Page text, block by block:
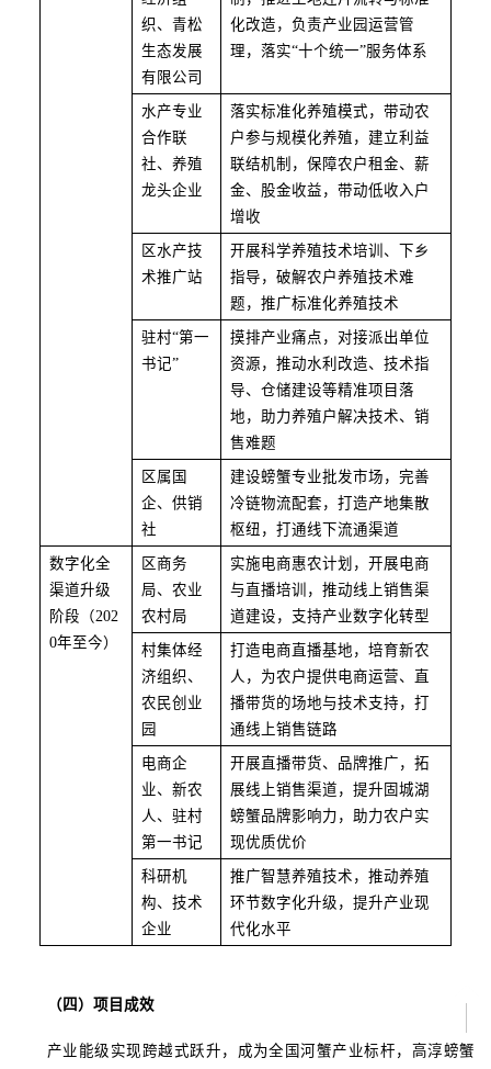
织、青松
生态发展
有限公司
化改造，负责产业园运营管
理，落实“十个统一”服务体系
水产专业
合作联
社、养殖
龙头企业
落实标准化养殖模式，带动农
户参与规模化养殖，建立利益
联结机制，保障农户租金、薪
金、股金收益，带动低收入户
增收
区水产技
术推广站
开展科学养殖技术培训、下乡
指导，破解农户养殖技术难
题，推广标准化养殖技术
驻村“第一
书记”
摸排产业痛点，对接派出单位
资源，推动水利改造、技术指
导、仓储建设等精准项目落
地，助力养殖户解决技术、销
售难题
区属国
企、供销
社
建设螃蟹专业批发市场，完善
冷链物流配套，打造产地集散
枢纽，打通线下流通渠道
数字化全
渠道升级
阶段（202
0年至今）
区商务
局、农业
农村局
实施电商惠农计划，开展电商
与直播培训，推动线上销售渠
道建设，支持产业数字化转型
村集体经
济组织、
农民创业
园
打造电商直播基地，培育新农
人，为农户提供电商运营、直
播带货的场地与技术支持，打
通线上销售链路
电商企
业、新农
人、驻村
第一书记
开展直播带货、品牌推广，拓
展线上销售渠道，提升固城湖
螃蟹品牌影响力，助力农户实
现优质优价
科研机
构、技术
企业
推广智慧养殖技术，推动养殖
环节数字化升级，提升产业现
代化水平
（四）项目成效
产业能级实现跨越式跃升，成为全国河蟹产业标杆，高淳螃蟹